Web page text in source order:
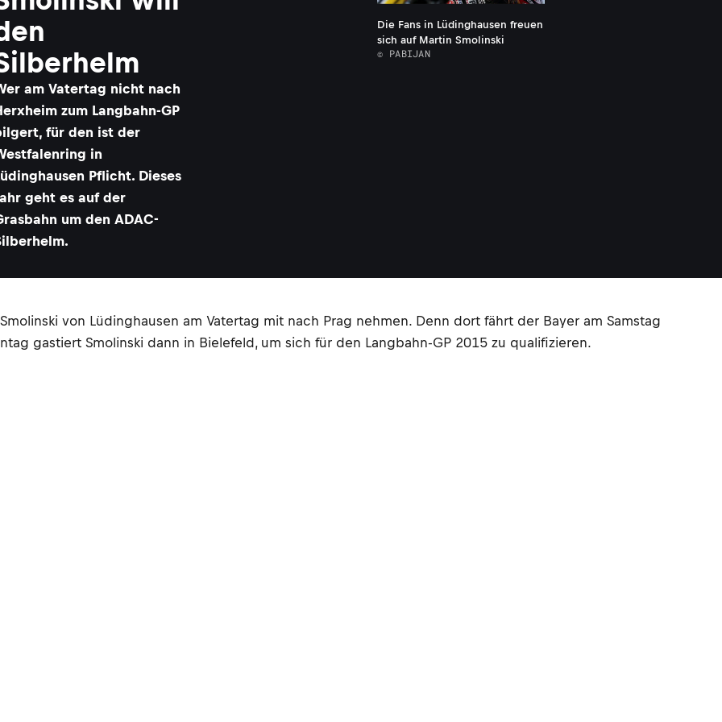
am Vatertag nicht nach
zum Langbahn-GP
für den ist der
in
Pflicht. Dieses
geht es auf der
um den ADAC-
Die Fans in Lüdinghausen freuen
sich auf Martin Smolinski
© PABIJAN
von Lüdinghausen am Vatertag mit nach Prag nehmen. Denn dort fährt der Bayer am Samstag
gastiert Smolinski dann in Bielefeld, um sich für den Langbahn-GP 2015 zu qualifizieren.